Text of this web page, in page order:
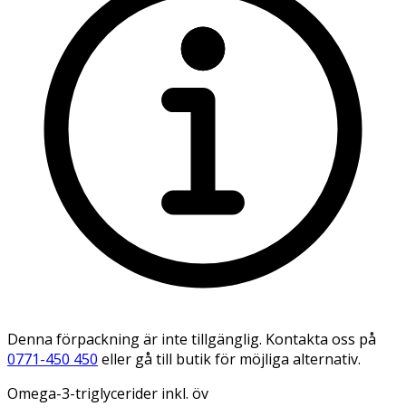
Denna förpackning är inte tillgänglig. Kontakta oss på
0771-450 450 eller gå till butik för möjliga alternativ.
Omega-3-triglycerider inkl. öv